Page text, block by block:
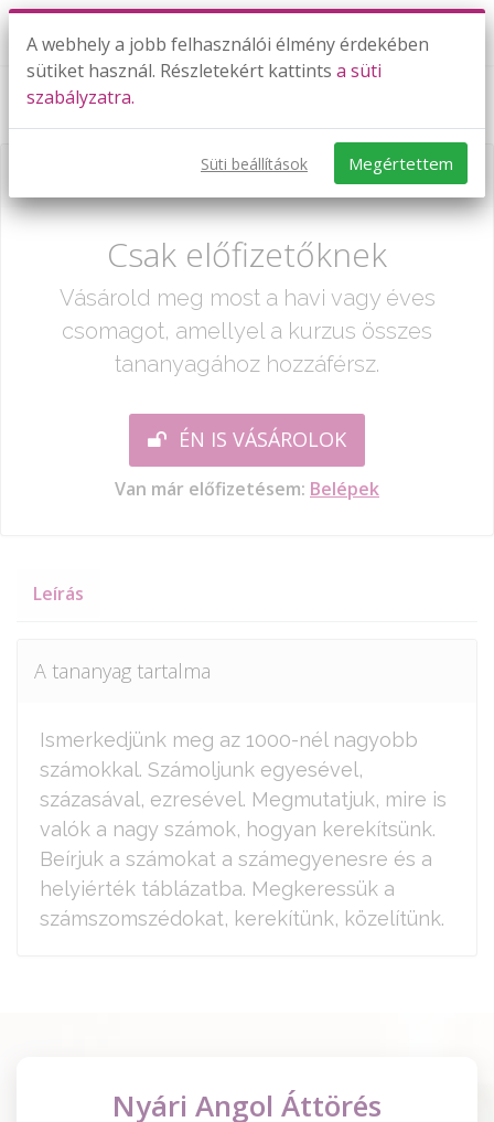
Már csak egy lépés:
Csak előfizetőknek
Vásárold meg most a havi vagy éves
csomagot, amellyel a kurzus összes
tananyagához hozzáférsz.
ÉN IS VÁSÁROLOK
Van már előfizetésem: Belépek
Leírás
A tananyag tartalma
Ismerkedjünk meg az 1000-nél nagyobb
számokkal. Számoljunk egyesével,
százasával, ezresével. Megmutatjuk, mire is
valók a nagy számok, hogyan kerekítsünk.
Beírjuk a számokat a számegyenesre és a
helyiérték táblázatba. Megkeressük a
számszomszédokat, kerekítünk, közelítünk.
Nyári Angol Áttörés
A webhely a jobb felhasználói élmény érdekében
sütiket használ. Részletekért kattints a süti
szabályzatra.
Süti beállítások Megértettem